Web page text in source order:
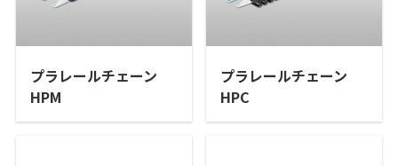
プラレールチェーン
HPM
プラレールチェーン
HPC